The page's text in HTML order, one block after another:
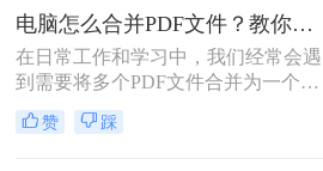
是不能直接编辑吗？那要怎么将其合
并呢。事实上，可以编辑单个PDF文
件，甚至合在一起两个PDF文件，都
是可以做到的，今天就来给大家讲讲
几个pdf文件怎么合并为一个的问题，
下面一起来看看是怎么PDF合并的
电脑怎么合并PDF文件？教你四种简便的方法！
在日常工作和学习中，我们经常会遇
到需要将多个PDF文件合并为一个的
情况。而对于许多人来说，电脑合并
PDF文件可能是一个相对陌生的操
赞 踩